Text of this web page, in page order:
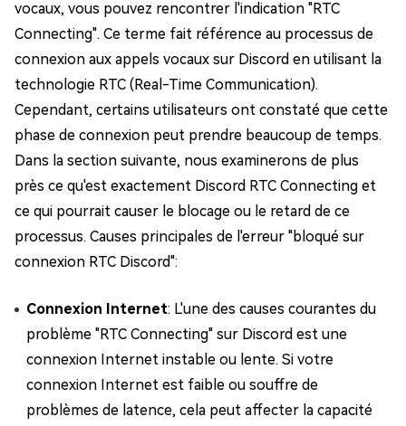
vocaux, vous pouvez rencontrer l'indication "RTC
Connecting". Ce terme fait référence au processus de
connexion aux appels vocaux sur Discord en utilisant la
technologie RTC (Real-Time Communication).
Cependant, certains utilisateurs ont constaté que cette
phase de connexion peut prendre beaucoup de temps.
Dans la section suivante, nous examinerons de plus
près ce qu'est exactement Discord RTC Connecting et
ce qui pourrait causer le blocage ou le retard de ce
processus. Causes principales de l'erreur "bloqué sur
connexion RTC Discord":
Connexion Internet: L'une des causes courantes du
problème "RTC Connecting" sur Discord est une
connexion Internet instable ou lente. Si votre
connexion Internet est faible ou souffre de
problèmes de latence, cela peut affecter la capacité